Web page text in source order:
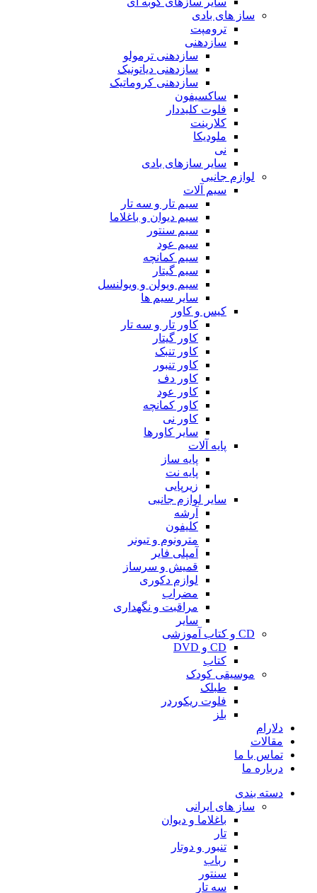
ساز های بادی
ترومپت
سازدهنی
سازدهنی ترمولو
سازدهنی دیاتونیک
سازدهنی کروماتیک
ساکسیفون
فلوت کلیددار
کلارینت
ملودیکا
نی
سایر سازهای بادی
لوازم جانبی
سیم آلات
سیم تار و سه تار
سیم دیوان و باغلاما
سیم سنتور
سیم عود
سیم کمانچه
سیم گیتار
سیم ویولن و ویولنسل
سایر سیم ها
کیس و کاور
کاور تار و سه تار
کاور گیتار
کاور تنبک
کاور تنبور
کاور دف
کاور عود
کاور کمانچه
کاور نی
سایر کاورها
پایه آلات
پایه ساز
پایه نت
زیرپایی
سایر لوازم جانبی
آرشه
کلیفون
مترونوم و تیونر
آمپلی فایر
قمیش و سرساز
لوازم دکوری
مضراب
مراقبت و نگهداری
سایر
CD و کتاب آموزشی
CD و DVD
کتاب
موسیقی کودک
طبلک
فلوت ریکوردر
بلز
دلارام
مقالات
تماس با ما
درباره ما
دسته بندی
ساز های ایرانی
باغلاما و دیوان
تار
تنبور و دوتار
رباب
سنتور
سه تار